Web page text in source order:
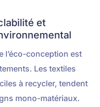
et
l’éco-conception est
Les textiles
à recycler, tendent
mono-matériaux.